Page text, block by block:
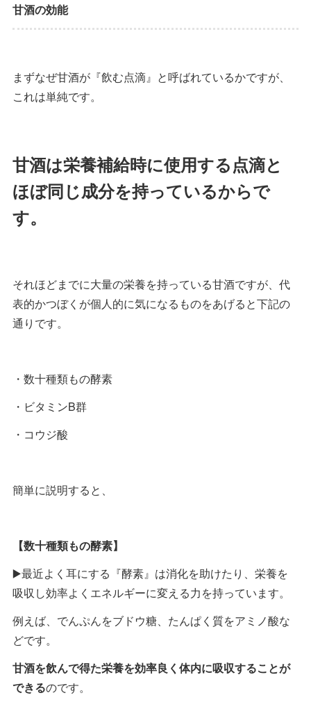
甘酒の効能
まずなぜ甘酒が『飲む点滴』と呼ばれているかですが、
これは単純です。
甘酒は栄養補給時に使用する点滴と
ほぼ同じ成分を持っているからで
す。
それほどまでに大量の栄養を持っている甘酒ですが、代
表的かつぼくが個人的に気になるものをあげると下記の
通りです。
・数十種類もの酵素
・ビタミンB群
・コウジ酸
簡単に説明すると、
【数十種類もの酵素】
▶️最近よく耳にする『酵素』は消化を助けたり、栄養を
吸収し効率よくエネルギーに変える力を持っています。
例えば、でんぷんをブドウ糖、たんぱく質をアミノ酸な
どです。
甘酒を飲んで得た栄養を効率良く体内に吸収することが
できるのです。